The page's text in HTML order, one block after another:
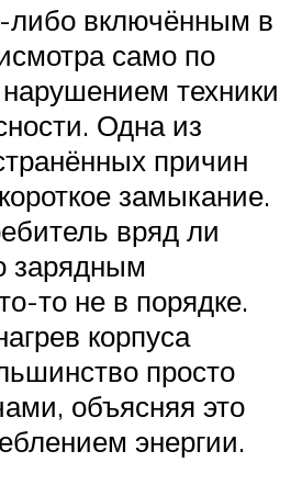
либо включённым в
само по
техники
Одна из
причин
замыкание.
вряд ли
зарядным
то не в порядке.
корпуса
просто
объясняя это
энергии.